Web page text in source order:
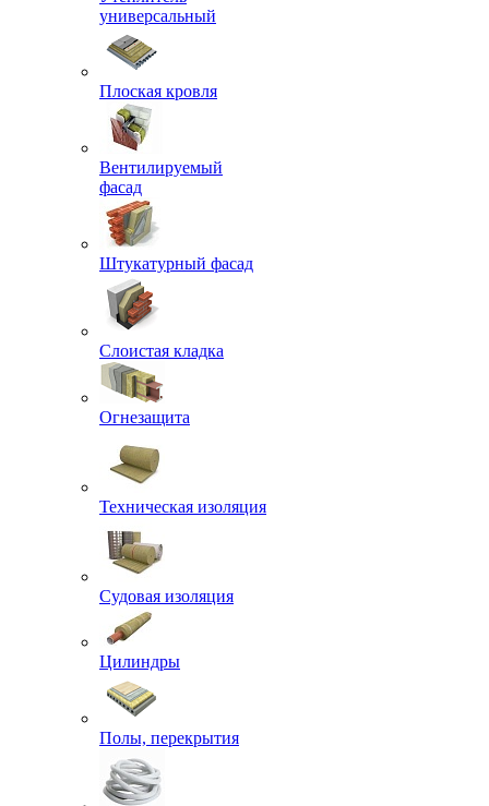
универсальный
Плоская кровля
Вентилируемый
фасад
Штукатурный фасад
Слоистая кладка
Огнезащита
Техническая изоляция
Судовая изоляция
Цилиндры
Полы, перекрытия